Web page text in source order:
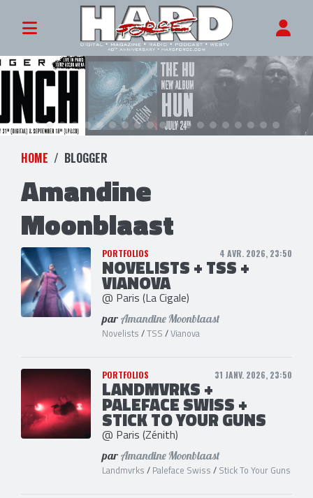
HOME BLOGGER
Amandine
Moonblaast
PORTFOLIOS 4 AVR. 2026, 23:50
NOVELISTS + TSS +
VIANOVA
@ Paris (La Cigale)
par Amandine Moonblaast
Novelists /TSS /Vianova
PORTFOLIOS 31 JANV. 2026, 23:50
LANDMVRKS +
PALEFACE SWISS +
STICK TO YOUR GUNS
@ Paris (Zénith)
par Amandine Moonblaast
Landmvrks / Paleface Swiss / Stick To Your Guns